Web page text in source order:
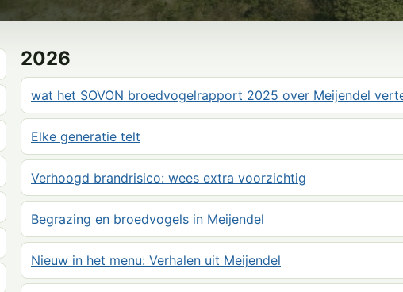
2026
wat het SOVON broedvogelrapport 2025 over Meijendel
Elke generatie telt
Verhoogd brandrisico: wees extra voorzichtig
Begrazing en broedvogels in Meijendel
Nieuw in het menu: Verhalen uit Meijendel